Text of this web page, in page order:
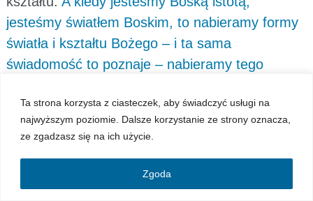
Ta strona korzysta z ciasteczek, aby świadczyć usługi na
najwyższym poziomie. Dalsze korzystanie ze strony oznacza,
ze zgadzasz się na ich użycie.
Zgoda
jesteśmy światłem Boskim, to nabieramy formy
światła i kształtu Bożego – i ta sama
świadomość to poznaje – nabieramy tego
stajemy się istotą żyjącą w Bogu, żyjemy w tym
ciele, i ostatecznie to obraz Boży, który jest
Flp 3:20-21: „Nasza bowiem
ojczyzna jest w niebie. Stamtąd też jako